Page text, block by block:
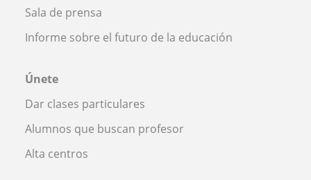
Sala de prensa
Informe sobre el futuro de la educación
Únete
Dar clases particulares
Alumnos que buscan profesor
Alta centros